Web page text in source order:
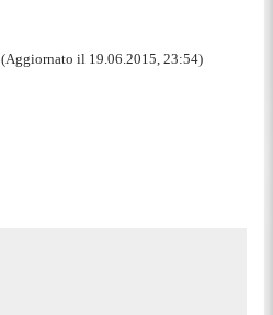
(Aggiornato il 19.06.2015, 23:54)